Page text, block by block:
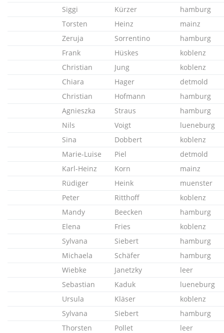
Siggi
Kürzer
hamburg
Torsten
Heinz
mainz
Zeruja
Sorrentino
hamburg
Frank
Hüskes
koblenz
Christian
Jung
koblenz
Chiara
Hager
detmold
Christian
Hofmann
hamburg
Agnieszka
Straus
hamburg
Nils
Voigt
lueneburg
Sina
Dobbert
koblenz
Marie-Luise
Piel
detmold
Karl-Heinz
Korn
mainz
Rüdiger
Heink
muenster
Peter
Ritthoff
koblenz
Mandy
Beecken
hamburg
Elena
Fries
koblenz
Sylvana
Siebert
hamburg
Michaela
Schäfer
hamburg
Wiebke
Janetzky
leer
Sebastian
Kaduk
lueneburg
Ursula
Kläser
koblenz
Sylvana
Siebert
hamburg
Thorsten
Pollet
leer